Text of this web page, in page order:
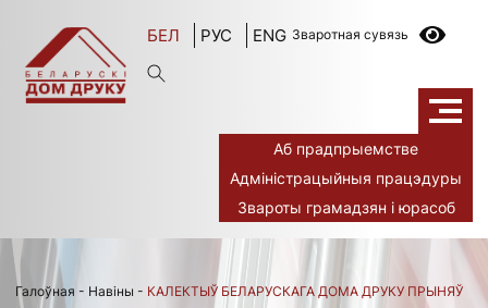
БЕЛ РУС ENG Зваротная сувязь
Аб прадпрыемстве
Адміністрацыйныя працэдуры
Звароты грамадзян і юрасоб
Галоўная - Навіны - КАЛЕКТЫЎ БЕЛАРУСКАГА ДОМА ДРУКУ ПРЫНЯЎ